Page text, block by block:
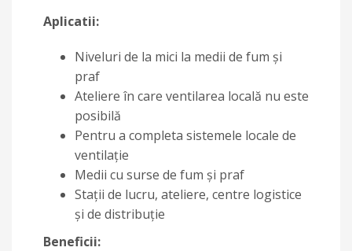
Aplicatii:
Niveluri de la mici la medii de fum și
praf
Ateliere în care ventilarea locală nu este
posibilă
Pentru a completa sistemele locale de
ventilație
Medii cu surse de fum și praf
Stații de lucru, ateliere, centre logistice
și de distribuție
Beneficii: